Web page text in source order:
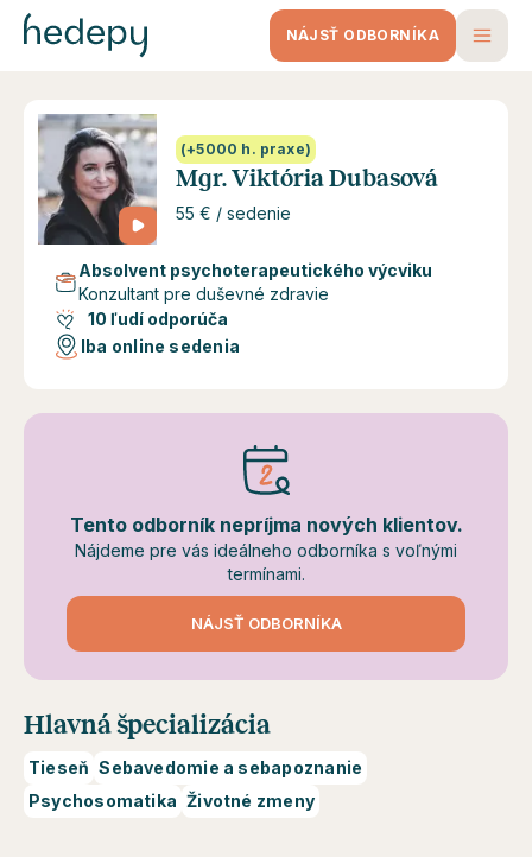
NÁJSŤ ODBORNÍKA
(+5000 h. praxe)
Mgr. Viktória Dubasová
55 € / sedenie
Absolvent psychoterapeutického výcviku
Konzultant pre duševné zdravie
10 ľudí odporúča
Iba online sedenia
Tento odborník nepríjma nových klientov.
Nájdeme pre vás ideálneho odborníka s voľnými
termínami.
NÁJSŤ ODBORNÍKA
Hlavná špecializácia
Tieseň Sebavedomie a sebapoznanie
Psychosomatika Životné zmeny